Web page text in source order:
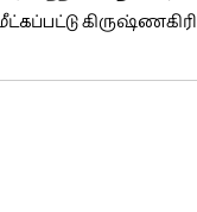
கிருஷ்ணகிரி